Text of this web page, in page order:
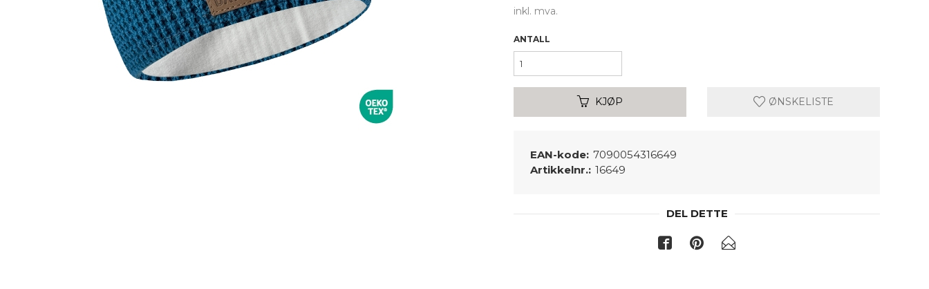
inkl. mva.
ANTALL
KJØP ØNSKELISTE
EAN-kode: 7090054316649
Artikkelnr.: 16649
DEL DETTE